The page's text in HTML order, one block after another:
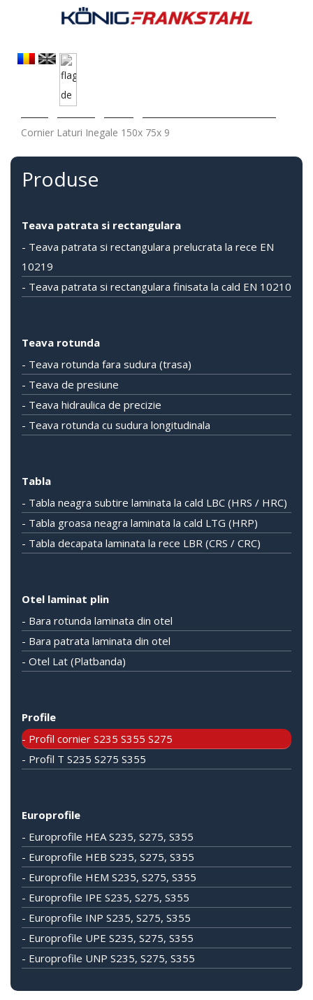
Cornier Laturi Inegale 150x 75x 9
Produse
Teava patrata si rectangulara
- Teava patrata si rectangulara prelucrata la rece EN
10219
- Teava patrata si rectangulara finisata la cald EN 10210
Teava rotunda
- Teava rotunda fara sudura (trasa)
- Teava de presiune
- Teava hidraulica de precizie
- Teava rotunda cu sudura longitudinala
Tabla
- Tabla neagra subtire laminata la cald LBC (HRS / HRC)
- Tabla groasa neagra laminata la cald LTG (HRP)
- Tabla decapata laminata la rece LBR (CRS / CRC)
Otel laminat plin
- Bara rotunda laminata din otel
- Bara patrata laminata din otel
- Otel Lat (Platbanda)
Profile
- Profil cornier S235 S355 S275
- Profil T S235 S275 S355
Europrofile
- Europrofile HEA S235, S275, S355
- Europrofile HEB S235, S275, S355
- Europrofile HEM S235, S275, S355
- Europrofile IPE S235, S275, S355
- Europrofile INP S235, S275, S355
- Europrofile UPE S235, S275, S355
- Europrofile UNP S235, S275, S355